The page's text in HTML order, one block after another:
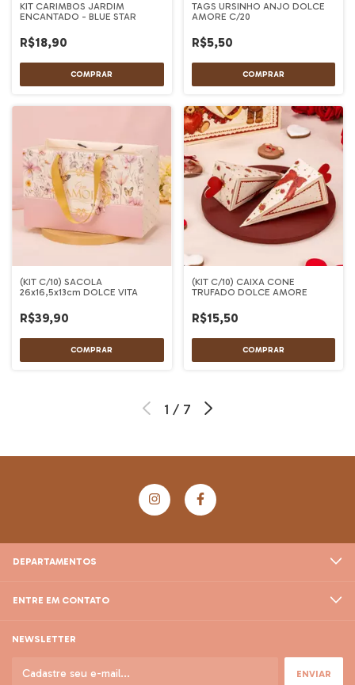
KIT CARIMBOS JARDIM
ENCANTADO - BLUE STAR
R$18,90
TAGS URSINHO ANJO DOLCE
AMORE C/20
R$5,50
(KIT C/10) SACOLA
26x16,5x13cm DOLCE VITA
R$39,90
(KIT C/10) CAIXA CONE
TRUFADO DOLCE AMORE
R$15,50
1 / 7
DEPARTAMENTOS
ENTRE EM CONTATO
NEWSLETTER